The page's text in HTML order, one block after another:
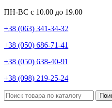
ПН-ВС с 10.00 до 19.00
+38 (063) 341-34-32
+38 (050) 686-71-41
+38 (050) 638-40-91
+38 (098) 219-25-24